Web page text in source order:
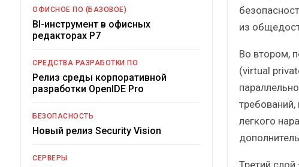
из
Во втором,
(virtual
легкого
Третий
ОФИСНОЕ ПО (БАЗОВОЕ)
BI-инструмент в офисных
редакторах Р7
СРЕДСТВА РАЗРАБОТКИ ПО
Релиз среды корпоративной
разработки OpenIDE Pro
БЕЗОПАСНОСТЬ
Новый релиз Security Vision
СЕРВЕРЫ